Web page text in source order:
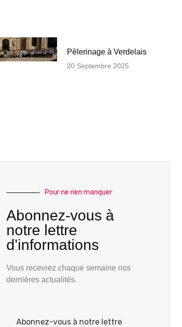
Pèlerinage à Verdelais
20 Septembre 2025
Pour ne rien manquer
Abonnez-vous à
notre lettre
d'informations
Vous recevrez chaque semaine nos
dernières actualités.
Abonnez-vous à notre lettre